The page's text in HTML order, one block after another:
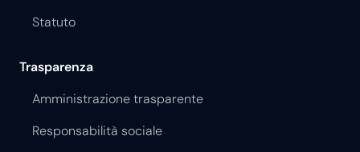
Statuto
Trasparenza
Amministrazione trasparente
Responsabilità sociale